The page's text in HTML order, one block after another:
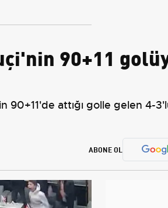
90+11
attığı golle gelen 4-
ABONE OL